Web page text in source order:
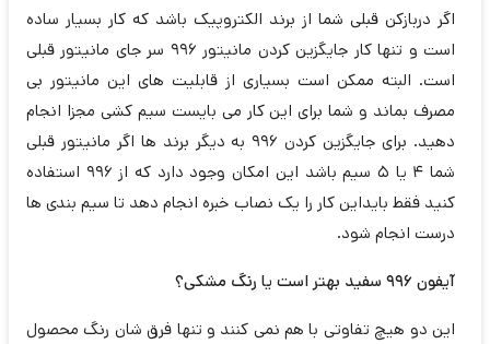
اگر دربازکن قبلی شما از برند الکتروپیک باشد که کار بسیار ساده
است و تنها کار جایگزین کردن مانیتور 996 سر جای مانیتور قبلی
است. البته ممکن است بسیاری از قابلیت های این مانیتور بی
مصرف بماند و شما برای این کار می بایست سیم کشی مجزا انجام
دهید. برای جایگزین کردن 996 به دیگر برند ها اگر مانیتور قبلی
شما 4 یا 5 سیم باشد این امکان وجود دارد که از 996 استفاده
کنید فقط بایداین کار را یک نصاب خبره انجام دهد تا سیم بندی ها
درست انجام شود.
آیفون 996 سفید بهتر است یا رنگ مشکی؟
این دو هیچ تفاوتی با هم نمی کنند و تنها فرق شان رنگ محصول